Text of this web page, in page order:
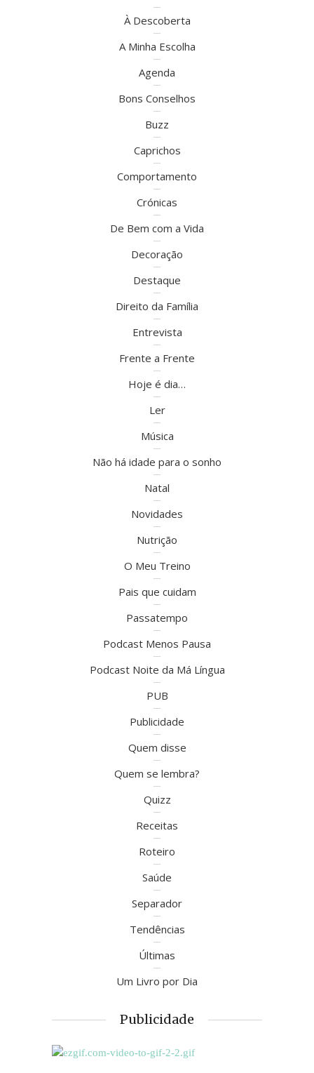
À Descoberta
A Minha Escolha
Agenda
Bons Conselhos
Buzz
Caprichos
Comportamento
Crónicas
De Bem com a Vida
Decoração
Destaque
Direito da Família
Entrevista
Frente a Frente
Hoje é dia…
Ler
Música
Não há idade para o sonho
Natal
Novidades
Nutrição
O Meu Treino
Pais que cuidam
Passatempo
Podcast Menos Pausa
Podcast Noite da Má Língua
PUB
Publicidade
Quem disse
Quem se lembra?
Quizz
Receitas
Roteiro
Saúde
Separador
Tendências
Últimas
Um Livro por Dia
Publicidade